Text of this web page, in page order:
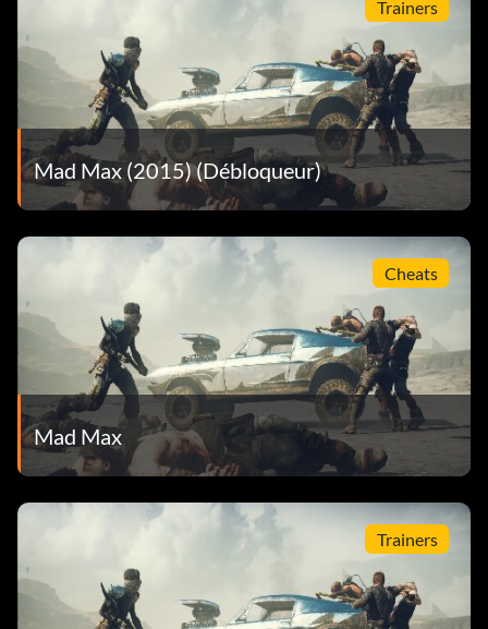
Trainers
Mad Max (2015) (Débloqueur)
Cheats
Mad Max
Trainers